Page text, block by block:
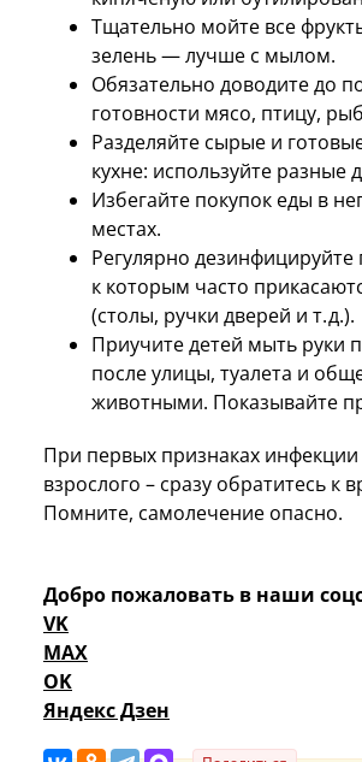
Тщательно мойте все
зелень — лучше с мылом.
Обязательно доводите до
готовности мясо, птицу,
Разделяйте сырые и
кухне: используйте разные
Избегайте покупок еды в
местах.
Регулярно дезинфицируйте
к которым часто
(столы, ручки дверей и т. д.).
Приучите детей мыть руки
после улицы, туалета и
животными. Показывайте
При первых признаках инфекции
взрослого – сразу обратитесь к
Помните, самолечение опасно.
Добро пожаловать в наши
VK
MAX
OK
Яндекс Дзен